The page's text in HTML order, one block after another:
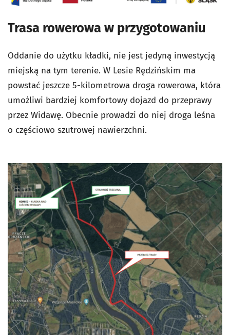
Trasa rowerowa w przygotowaniu
Oddanie do użytku kładki, nie jest jedyną inwestycją
miejską na tym terenie. W Lesie Rędzińskim ma
powstać jeszcze 5-kilometrowa droga rowerowa, która
umożliwi bardziej komfortowy dojazd do przeprawy
przez Widawę. Obecnie prowadzi do niej droga leśna
o częściowo szutrowej nawierzchni.